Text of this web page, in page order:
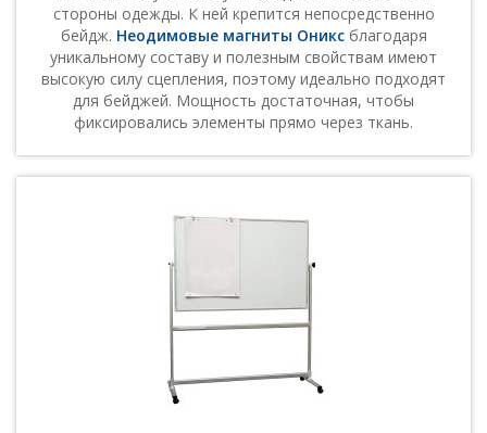
стороны одежды. К ней крепится непосредственно
бейдж. Неодимовые магниты Ониксблагодаря
уникальному составу и полезным свойствам имеют
высокую силу сцепления, поэтому идеально подходят
для бейджей. Мощность достаточная, чтобы
фиксировались элементы прямо через ткань.